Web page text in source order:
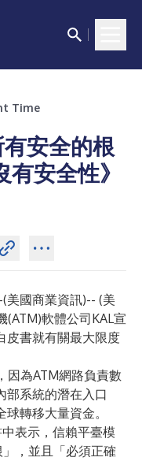
Time
安全的根
安全性》
(美國商業資訊)-- (美
(ATM)軟體公司KAL宣
皮書就有關最大限度
因為ATM網路負責數
部系統的潛在入口
轉移大量資金。
表示，信賴平臺模
，並且「必須正確